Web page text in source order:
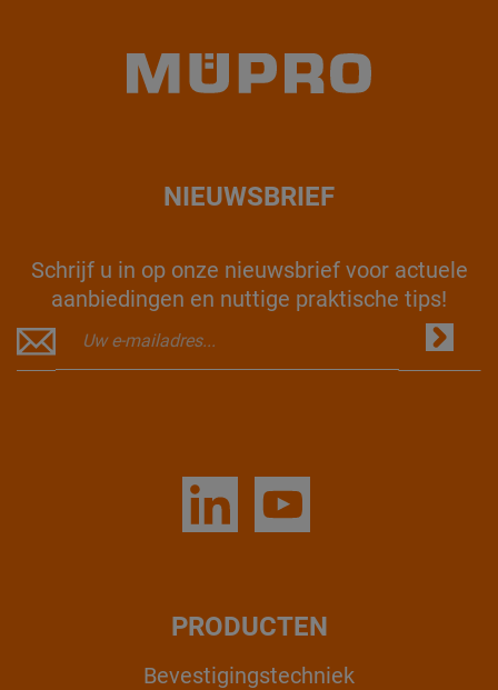
NIEUWSBRIEF
Schrijf u in op onze nieuwsbrief voor actuele
aanbiedingen en nuttige praktische tips!
PRODUCTEN
Bevestigingstechniek